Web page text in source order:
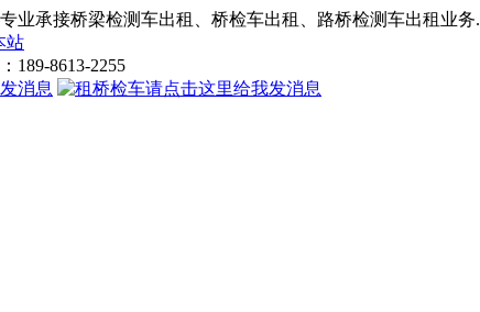
业承接桥梁检测车出租、桥检车出租、路桥检测车出租业务.
站
189-8613-2255